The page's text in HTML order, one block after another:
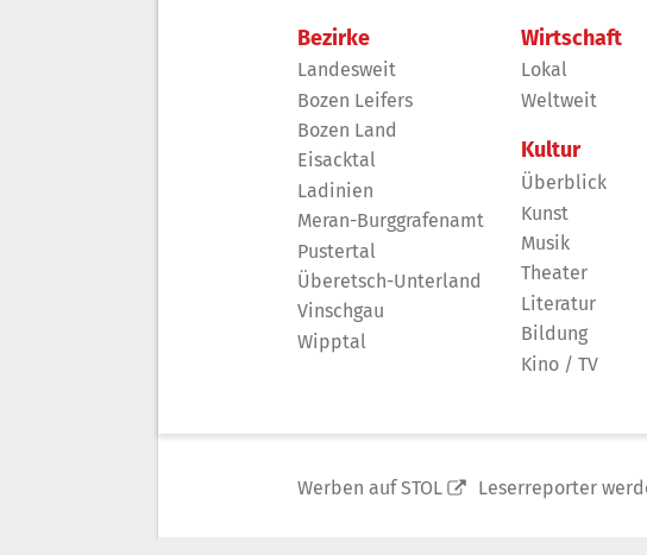
Bezirke
Landesweit
Bozen Leifers
Bozen Land
Eisacktal
Ladinien
Meran-Burggrafenamt
Pustertal
Überetsch-Unterland
Vinschgau
Wipptal
Wirtschaft
Lokal
Weltweit
Kultur
Überblick
Kunst
Musik
Theater
Literatur
Bildung
Kino / TV
Werben auf STOL Leserreporter